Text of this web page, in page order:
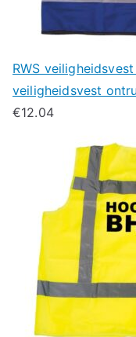
RWS
veiligheidsvest
€12.04